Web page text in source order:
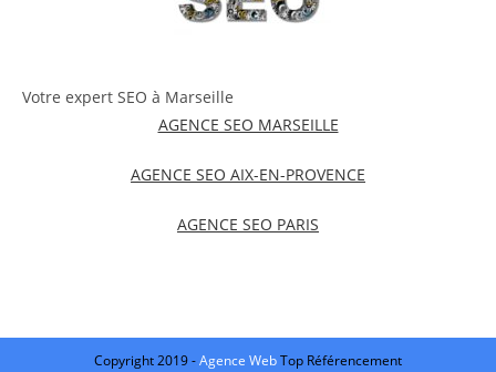
Votre expert SEO à Marseille
AGENCE SEO MARSEILLE
AGENCE SEO AIX-EN-PROVENCE
AGENCE SEO PARIS
Copyright 2019 -Agence WebTop Référencement